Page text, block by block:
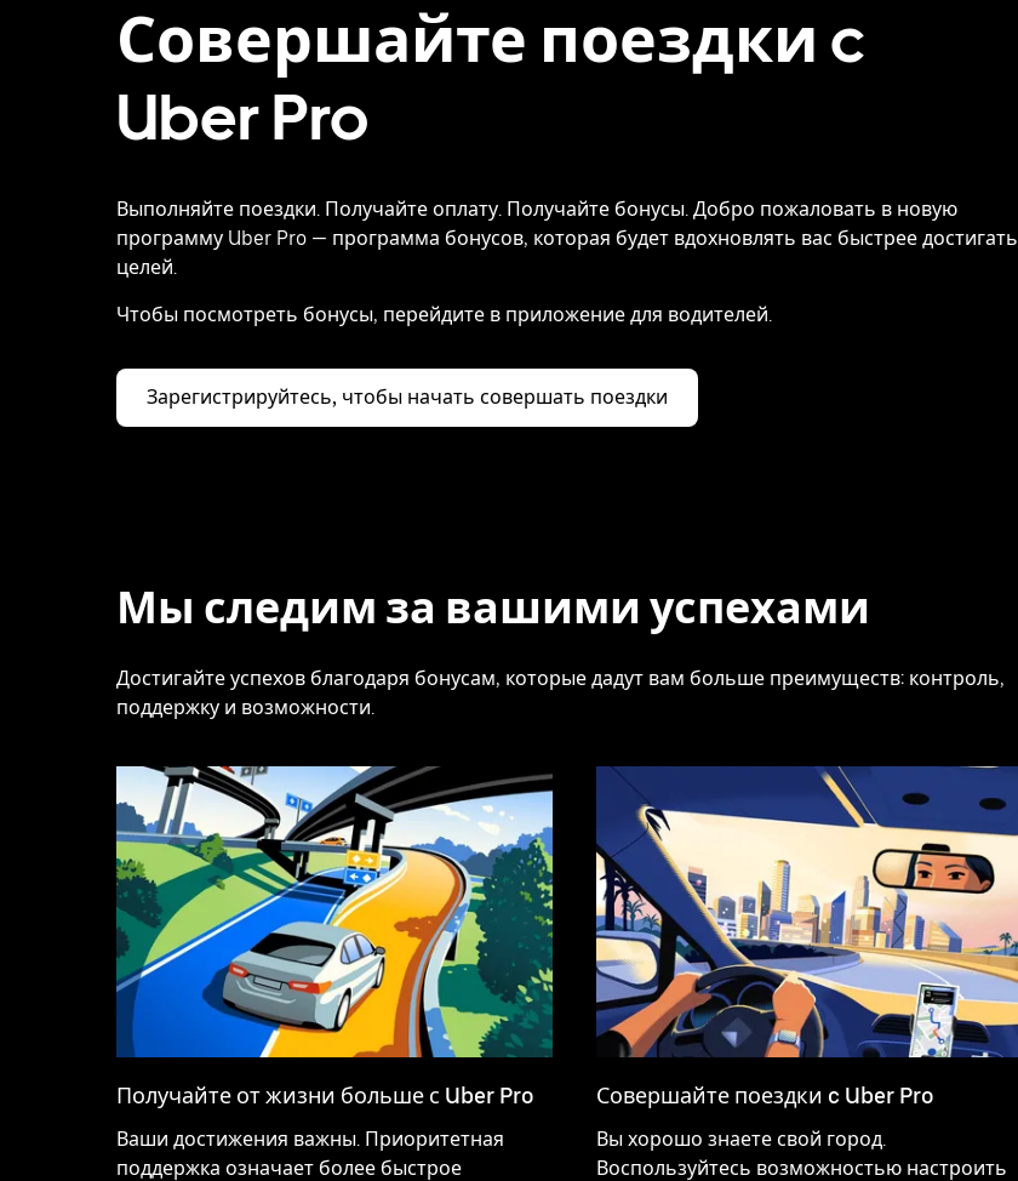
Совершайте поездки c
Uber Pro
Выполняйте поездки. Получайте оплату. Получайте бонусы. Добро пожаловать в новую
программу Uber Pro — программа бонусов, которая будет вдохновлять вас быстрее достигать
целей.
Чтобы посмотреть бонусы, перейдите в приложение для водителей.
Зарегистрируйтесь, чтобы начать совершать поездки
Мы следим за вашими успехами
Достигайте успехов благодаря бонусам, которые дадут вам больше преимуществ: контроль,
поддержку и возможности.
Получайте от жизни больше с Uber Pro
Ваши достижения важны. Приоритетная
поддержка означает более быстрое
Совершайте поездки c Uber Pro
Вы хорошо знаете свой город.
Воспользуйтесь возможностью настроить